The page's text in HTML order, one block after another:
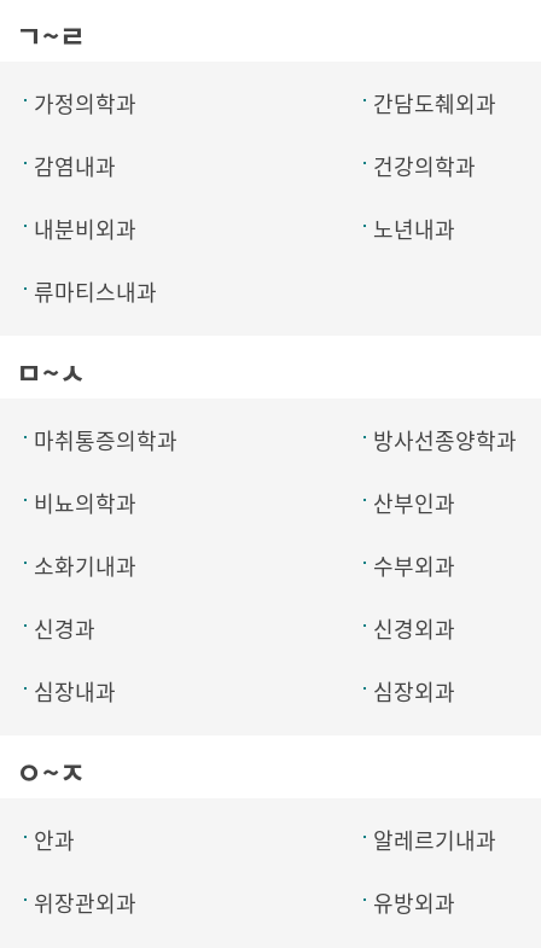
ㄱ~ㄹ
가정의학과
간담도췌외과
감염내과
건강의학과
내분비외과
노년내과
류마티스내과
ㅁ~ㅅ
마취통증의학과
방사선종양학과
비뇨의학과
산부인과
소화기내과
수부외과
신경과
신경외과
심장내과
심장외과
ㅇ~ㅈ
안과
알레르기내과
위장관외과
유방외과